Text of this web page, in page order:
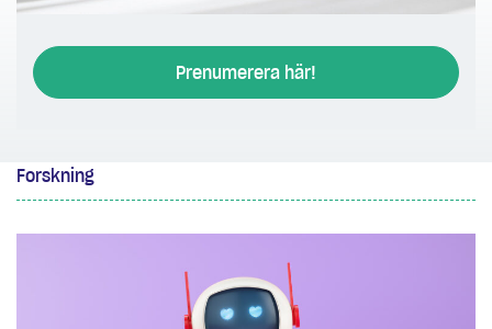
Prenumerera här!
Forskning